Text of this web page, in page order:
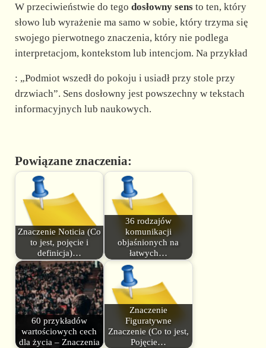
W przeciwieństwie do tego dosłowny sensto ten, który
słowo lub wyrażenie ma samo w sobie, który trzyma się
swojego pierwotnego znaczenia, który nie podlega
interpretacjom, kontekstom lub intencjom. Na przykład
: „Podmiot wszedł do pokoju i usiadł przy stole przy
drzwiach”. Sens dosłowny jest powszechny w tekstach
informacyjnych lub naukowych.
Powiązane znaczenia:
Znaczenie Noticia (Co
to jest, pojęcie i
definicja)…
36 rodzajów
komunikacji
objaśnionych na
łatwych…
60 przykładów
wartościowych cech
dla życia – Znaczenia
Znaczenie
Figuratywne
Znaczenie (Co to jest,
Pojęcie…